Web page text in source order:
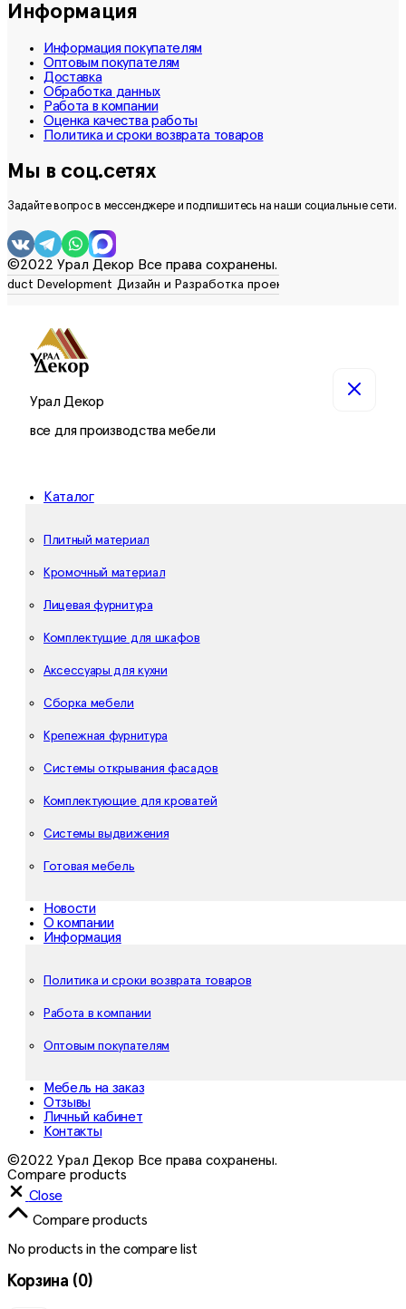
Информация
Информация покупателям
Оптовым покупателям
Доставка
Обработка данных
Работа в компании
Оценка качества работы
Политика и сроки возврата товаров
Мы в соц.сетях
Задайте вопрос в мессенджере и подпишитесь на наши социальные сети.
©2022 Урал Декор Все права сохранены.
Урал Декор
все для производства мебели
Каталог
Плитный материал
Кромочный материал
Лицевая фурнитура
Комплектущие для шкафов
Аксессуары для кухни
Сборка мебели
Крепежная фурнитура
Системы открывания фасадов
Комплектующие для кроватей
Системы выдвижения
Готовая мебель
Новости
О компании
Информация
Политика и сроки возврата товаров
Работа в компании
Оптовым покупателям
Мебель на заказ
Отзывы
Личный кабинет
Контакты
©2022 Урал Декор Все права сохранены.
Compare products
Close
Compare products
No products in the compare list
Корзина (0)